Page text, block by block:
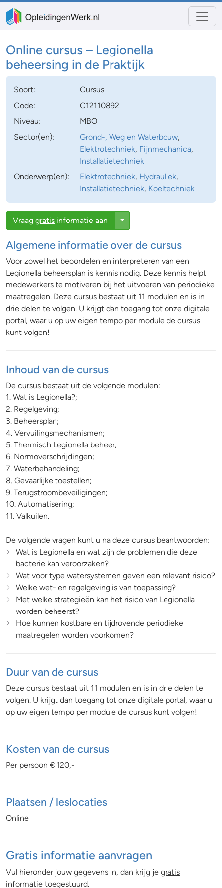
Online cursus – Legionella
beheersing in de Praktijk
Soort:
Cursus
Code:
C12110892
Niveau:
MBO
Sector(en):
Grond-, Weg en Waterbouw,
Elektrotechniek, Fijnmechanica,
Installatietechniek
Onderwerp(en):
Elektrotechniek, Hydrauliek,
Installatietechniek, Koeltechniek
Vraag gratis informatie aan Toggle Dropdown
Algemene informatie over de cursus
Voor zowel het beoordelen en interpreteren van een
Legionella beheersplan is kennis nodig. Deze kennis helpt
medewerkers te motiveren bij het uitvoeren van periodieke
maatregelen. Deze cursus bestaat uit 11 modulen en is in
drie delen te volgen. U krijgt dan toegang tot onze digitale
portal, waar u op uw eigen tempo per module de cursus
kunt volgen!
Inhoud van de cursus
De cursus bestaat uit de volgende modulen:
1. Wat is Legionella?;
2. Regelgeving;
3. Beheersplan;
4. Vervuilingsmechanismen;
5. Thermisch Legionella beheer;
6. Normoverschrijdingen;
7. Waterbehandeling;
8. Gevaarlijke toestellen;
9. Terugstroombeveiligingen;
10. Automatisering;
11. Valkuilen.
De volgende vragen kunt u na deze cursus beantwoorden:
Wat is Legionella en wat zijn de problemen die deze
bacterie kan veroorzaken?
Wat voor type watersystemen geven een relevant risico?
Welke wet- en regelgeving is van toepassing?
Met welke strategieën kan het risico van Legionella
worden beheerst?
Hoe kunnen kostbare en tijdrovende periodieke
maatregelen worden voorkomen?
Duur van de cursus
Deze cursus bestaat uit 11 modulen en is in drie delen te
volgen. U krijgt dan toegang tot onze digitale portal, waar u
op uw eigen tempo per module de cursus kunt volgen!
Kosten van de cursus
Per persoon € 120,-
Plaatsen / leslocaties
Online
Gratis informatie aanvragen
Vul hieronder jouw gegevens in, dan krijg je gratis
informatie toegestuurd.